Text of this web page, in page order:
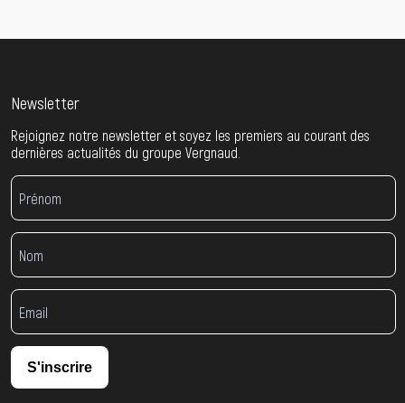
Newsletter
Rejoignez notre newsletter et soyez les premiers au courant des
dernières actualités du groupe Vergnaud.
S'inscrire